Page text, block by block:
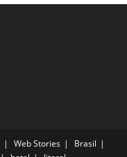
Web Stories
Brasil